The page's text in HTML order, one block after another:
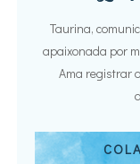
Taurina,
apaixonada por
Ama registrar